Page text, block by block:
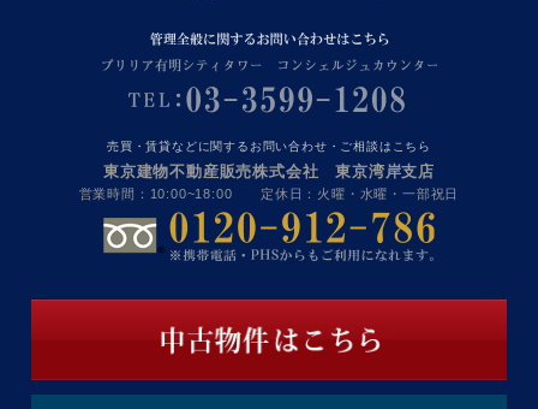
売買・賃貸などに関するお問い合わせ・ご相談はこちら
東京建物不動産販売株式会社 東京湾岸支店
営業時間：10:00~18:00 定休日：火曜・水曜・一部祝日